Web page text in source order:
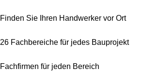
Finden Sie Ihren Handwerker vor Ort
26 Fachbereiche für jedes Bauprojekt
Fachfirmen für jeden Bereich